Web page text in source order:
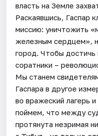
власть на Земле
Раскаявшись, Гаспар
миссию: уничтожить
железным сердцем»,
город. Чтобы достичь
соратники –
Мы станем
Гаспара в другое
во вражеский лагерь
поймем, что между
протянута незримая